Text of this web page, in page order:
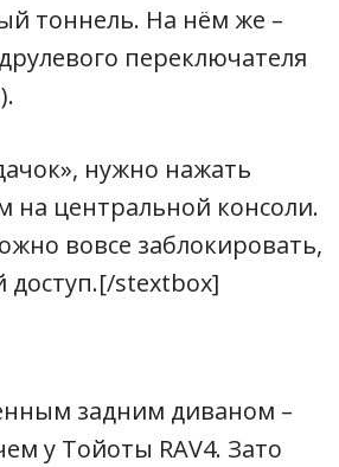
тоннель. На нём же –
переключателя
нужно нажать
на центральной консоли.
вовсе заблокировать,
stextbox]
задним диваном –
у Тойоты RAV4. Зато